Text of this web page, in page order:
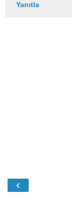
Yanıtla
‹